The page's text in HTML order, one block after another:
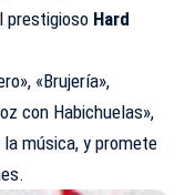
prestigioso Hard
«Brujería»,
con Habichuelas»,
música, y promete